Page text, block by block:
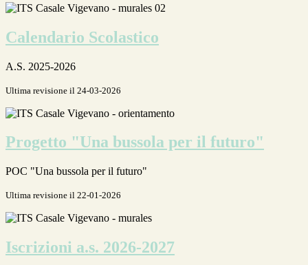
Calendario Scolastico
A.S. 2025-2026
Ultima revisione il 24-03-2026
Progetto "Una bussola per il futuro"
POC "Una bussola per il futuro"
Ultima revisione il 22-01-2026
Iscrizioni a.s. 2026-2027